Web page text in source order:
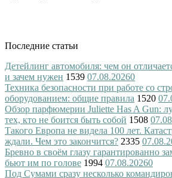
Последние статьи
Детейлинг автомобиля: чем он
и зачем нужен 1539 07.08.20260
Техника безопасности при работе со
оборудованием: общие правила 1520
Обзор парфюмерии Juliette Has A Gun:
тех, кто не боится быть собой 1508
Такого Европа не видела 100 лет.
ждали. Чем это закончится? 2335
Бревно в своём глазу гарантированно
бьют им по голове 1994 07.08.20260
Под Сумами сразу несколько